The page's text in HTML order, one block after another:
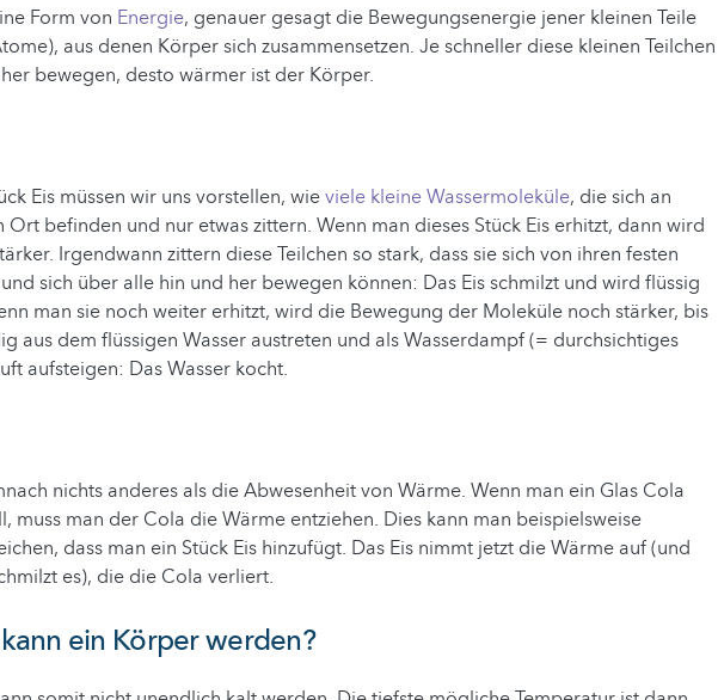
Form von Energie, genauer gesagt die Bewegungsenergie jener kleinen Teile
aus denen Körper sich zusammensetzen. Je schneller diese kleinen Teilchen
bewegen, desto wärmer ist der Körper.
Eis müssen wir uns vorstellen, wieviele kleine Wassermoleküle, die sich an
Ort befinden und nur etwas zittern. Wenn man dieses Stück Eis erhitzt, dann wird
Irgendwann zittern diese Teilchen so stark, dass sie sich von ihren festen
sich über alle hin und her bewegen können: Das Eis schmilzt und wird flüssig
man sie noch weiter erhitzt, wird die Bewegung der Moleküle noch stärker, bis
aus dem flüssigen Wasser austreten und als Wasserdampf (= durchsichtiges
aufsteigen: Das Wasser kocht.
nichts anderes als die Abwesenheit von Wärme. Wenn man ein Glas Cola
muss man der Cola die Wärme entziehen. Dies kann man beispielsweise
dass man ein Stück Eis hinzufügt. Das Eis nimmt jetzt die Wärme auf (und
es), die die Cola verliert.
ein Körper werden?